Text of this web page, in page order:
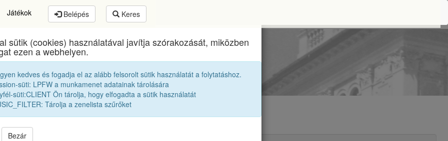
Játékok Belépés Keres
12-es számú Líceumegykori diákjai
Tanári kar S. Anna
sütik (cookies) használatával javítja szórakozását, miközben
ezen a webhelyen.
kedves és fogadja el az alább felsorolt sütik használatát a folytatáshoz.
süti: LPFW a munkamenet adatainak tárolására
süti:CLIENT Ön tárolja, hogy elfogadta a sütik használatát
Tárolja a zenelista szűrőket
Bezár